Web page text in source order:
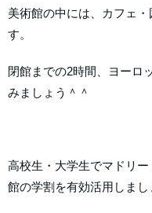
美術館の中には、カフェ
す。
閉館までの2時間、ヨーロ
みましょう＾＾
高校生・大学生でマドリ
館の学割を有効活用しまし